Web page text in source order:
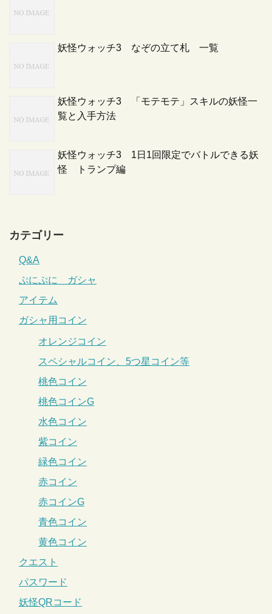
妖怪ウォッチ3 なぞの立て札 一覧
妖怪ウォッチ3 「モテモテ」スキルの妖怪一
覧と入手方法
妖怪ウォッチ3 1日1回限定でバトルできる妖
怪 トランプ編
カテゴリー
Q&A
ぷにぷに ガシャ
アイテム
ガシャ用コイン
オレンジコイン
スペシャルコイン、5つ星コイン等
桃色コイン
桃色コインG
水色コイン
紫コイン
緑色コイン
赤コイン
赤コインG
青色コイン
黄色コイン
クエスト
パスワード
妖怪QRコード